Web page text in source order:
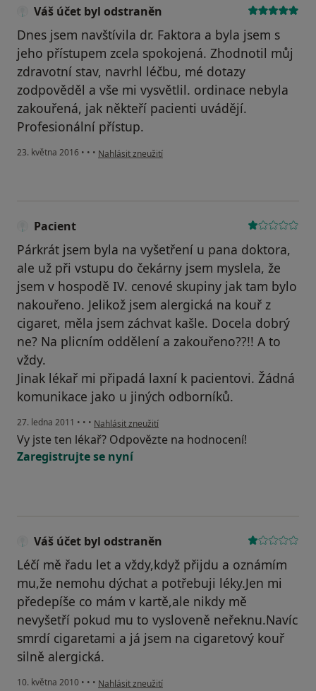
Váš účet byl odstraněn
Dnes jsem navštívila dr. Faktora a byla jsem s
jeho přístupem zcela spokojená. Zhodnotil můj
zdravotní stav, navrhl léčbu, mé dotazy
zodpověděl a vše mi vysvětlil. ordinace nebyla
zakouřená, jak někteří pacienti uvádějí.
Profesionální přístup.
23. května 2016 • • • podle názoru uživatele Váš účet byl odstraněn
Nahlásit zneužití
Pacient
Párkrát jsem byla na vyšetření u pana doktora,
ale už při vstupu do čekárny jsem myslela, že
jsem v hospodě IV. cenové skupiny jak tam bylo
nakouřeno. Jelikož jsem alergická na kouř z
cigaret, měla jsem záchvat kašle. Docela dobrý
ne? Na plicním oddělení a zakouřeno??!! A to
vždy.
Jinak lékař mi připadá laxní k pacientovi. Žádná
komunikace jako u jiných odborníků.
27. ledna 2011 • • • podle názoru uživatele Pacient
Nahlásit zneužití
Vy jste ten lékař? Odpovězte na hodnocení!
Zaregistrujte se nyní
Váš účet byl odstraněn
Léčí mě řadu let a vždy,když přijdu a oznámím
mu,že nemohu dýchat a potřebuji léky.Jen mi
předepíše co mám v kartě,ale nikdy mě
nevyšetří pokud mu to vysloveně neřeknu.Navíc
smrdí cigaretami a já jsem na cigaretový kouř
silně alergická.
10. května 2010 • • • podle názoru uživatele Váš účet byl odstraněn
Nahlásit zneužití